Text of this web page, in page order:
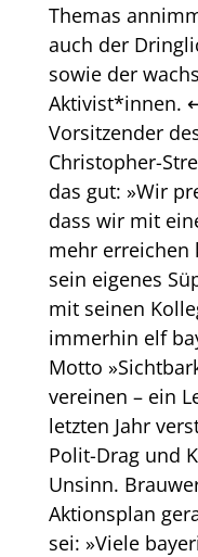
Themas
auch der
sowie der
Aktivist*innen.
Vorsitzender
Christopher-
das gut: »Wir
dass wir mit
mehr erreichen
sein eigenes
mit seinen
immerhin elf
Motto
vereinen – ein
letzten Jahr
Polit-Drag und
Unsinn.
Aktionsplan
sei: »Viele